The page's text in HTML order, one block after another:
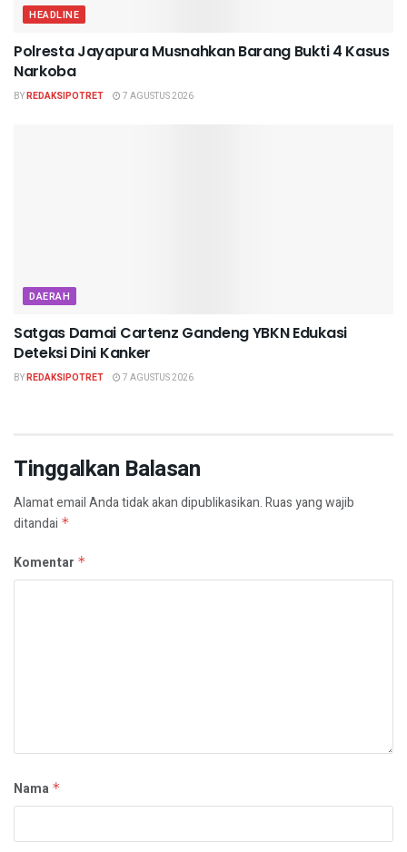
HEADLINE
Polresta Jayapura Musnahkan Barang Bukti 4 Kasus
Narkoba
BYREDAKSIPOTRET 7 AGUSTUS 2026
DAERAH
Satgas Damai Cartenz Gandeng YBKN Edukasi
Deteksi Dini Kanker
BYREDAKSIPOTRET 7 AGUSTUS 2026
Tinggalkan Balasan
Alamat email Anda tidak akan dipublikasikan.Ruas yang wajib
ditandai *
Komentar *
Nama *